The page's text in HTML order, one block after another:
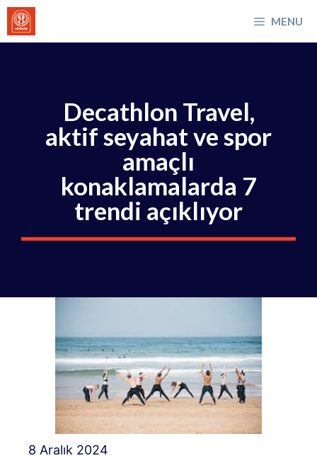
İçeriğe
atla
MENU
Decathlon Travel,
aktif seyahat ve spor
amaçlı
konaklamalarda 7
trendi açıklıyor
8 Aralık 2024